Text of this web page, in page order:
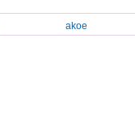
akoe